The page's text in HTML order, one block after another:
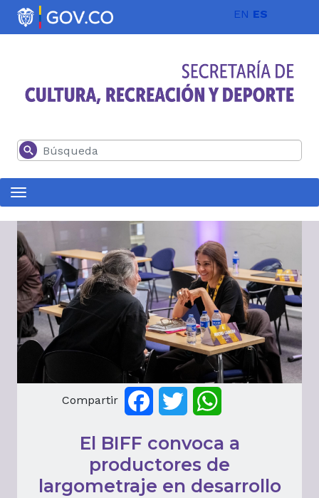
Pasar al contenido principal EN ES
Buscar
Compartir FacebookTwitter
El BIFF convoca a
productores de
largometraje en desarrollo